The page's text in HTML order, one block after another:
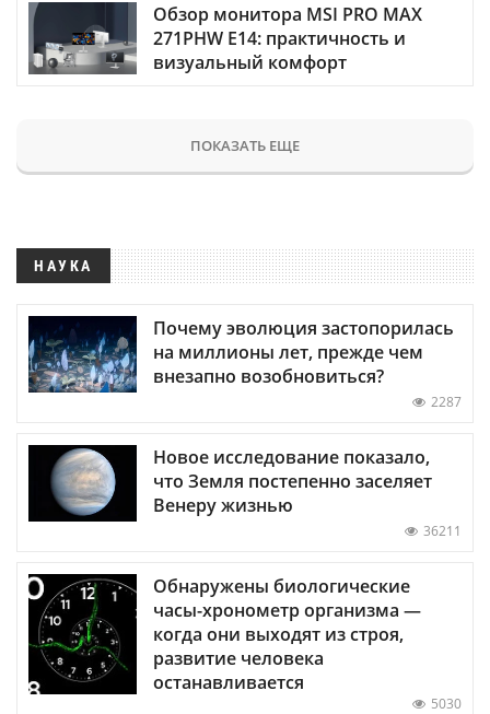
Обзор монитора MSI PRO MAX
271PHW E14: практичность и
визуальный комфорт
ПОКАЗАТЬ ЕЩЕ
НАУКА
Почему эволюция застопорилась
на миллионы лет, прежде чем
внезапно возобновиться?
2287
Новое исследование показало,
что Земля постепенно заселяет
Венеру жизнью
36211
Обнаружены биологические
часы-хронометр организма —
когда они выходят из строя,
развитие человека
останавливается
5030